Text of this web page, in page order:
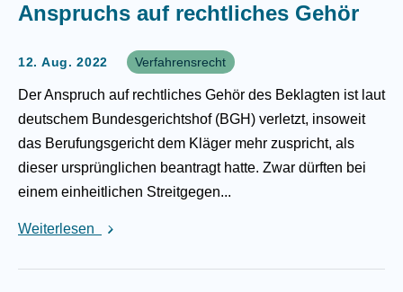
Anspruchs auf rechtliches Gehör
12. Aug. 2022 Verfahrensrecht
Der Anspruch auf rechtliches Gehör des Beklagten ist laut
deutschem Bundesgerichtshof (BGH) verletzt, insoweit
das Berufungsgericht dem Kläger mehr zuspricht, als
dieser ursprünglichen beantragt hatte. Zwar dürften bei
einem einheitlichen Streitgegen...
Weiterlesen